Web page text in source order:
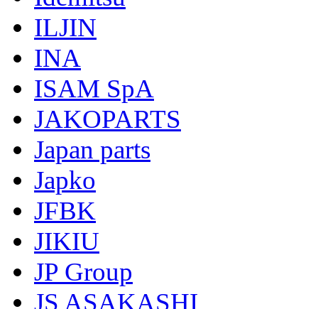
ILJIN
INA
ISAM SpA
JAKOPARTS
Japan parts
Japko
JFBK
JIKIU
JP Group
JS ASAKASHI